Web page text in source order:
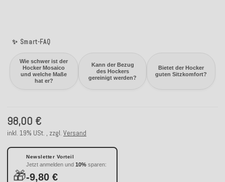
✨ Smart-FAQ
Wie schwer ist der
Hocker Mosaico
und welche Maße
hat er?
Kann der Bezug
des Hockers
gereinigt werden?
Bietet der Hocker
guten Sitzkomfort?
98,00 €
inkl. 19% USt. , zzgl. Versand
🎁
Newsletter Vorteil
Jetzt anmelden und 10% sparen:
-9,80 €